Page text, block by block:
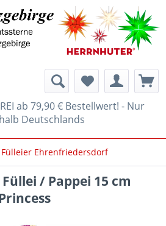
ab 79,90 € Bestellwert! - Nur
Deutschlands
Ehrenfriedersdorf
/ Pappei 15 cm